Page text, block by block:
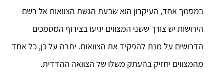
במסמך אחד, העיקרון הוא שבעת הגשת הצוואות אל רשם
הירושות יש צורך ששני המצווים יגיעו בצירוף המסמכים
הדרושים על מנת להפקיד את הצוואות. יתרה על כן, כל אחד
מהמצווים יחזיק בהעתק משלו של הצוואה ההדדית.